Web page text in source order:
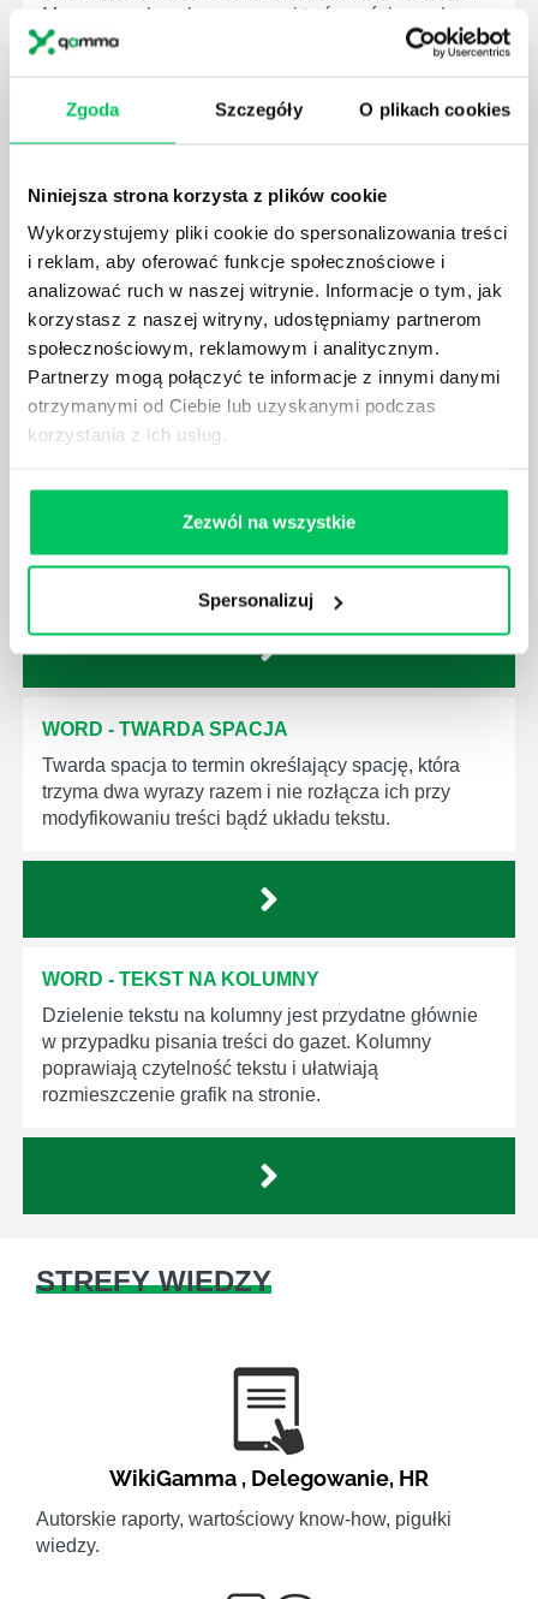
Zgoda Szczegóły O plikach cookies
Niniejsza strona korzysta z plików cookie
Wykorzystujemy pliki cookie do spersonalizowania treści
i reklam, aby oferować funkcje społecznościowe i
analizować ruch w naszej witrynie. Informacje o tym, jak
korzystasz z naszej witryny, udostępniamy partnerom
społecznościowym, reklamowym i analitycznym.
Partnerzy mogą połączyć te informacje z innymi danymi
otrzymanymi od Ciebie lub uzyskanymi podczas
korzystania z ich usług.
Zezwól na wszystkie
Spersonalizuj
Ma on na celu ochronę naszej twórczości przed
kopiowaniem i kradzieżą.
WORD - ZAZNACZ WSZYSTKO
Często zdarza się, że potrzebujemy zaznaczyć całą
zawartość danego dokumentu – zarówno tekst jak i
dołączone grafiki czy inne obiekty.
Program Word jest najczęściej wykorzystywany do
tworzenia dokumentów tekstowych, zaś Excel do
obliczenia czy zestawienia.
WORD - TWARDA SPACJA
Twarda spacja to termin określający spację, która
trzyma dwa wyrazy razem i nie rozłącza ich przy
modyfikowaniu treści bądź układu tekstu.
WORD - TEKST NA KOLUMNY
Dzielenie tekstu na kolumny jest przydatne głównie
w przypadku pisania treści do gazet. Kolumny
poprawiają czytelność tekstu i ułatwiają
rozmieszczenie grafik na stronie.
STREFY WIEDZY
WikiGamma , Delegowanie, HR
Autorskie raporty, wartościowy know-how, pigułki
wiedzy.